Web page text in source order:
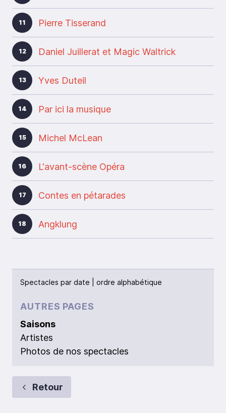
11 Pierre Tisserand
12 Daniel Juillerat et Magic Waltrick
13 Yves Duteil
14 Par ici la musique
15 Michel McLean
16 L'avant-scène Opéra
17 Contes en pétarades
18 Angklung
Spectacles par date ordre alphabétique
AUTRES PAGES
Saisons
Artistes
Photos de nos spectacles
Retour